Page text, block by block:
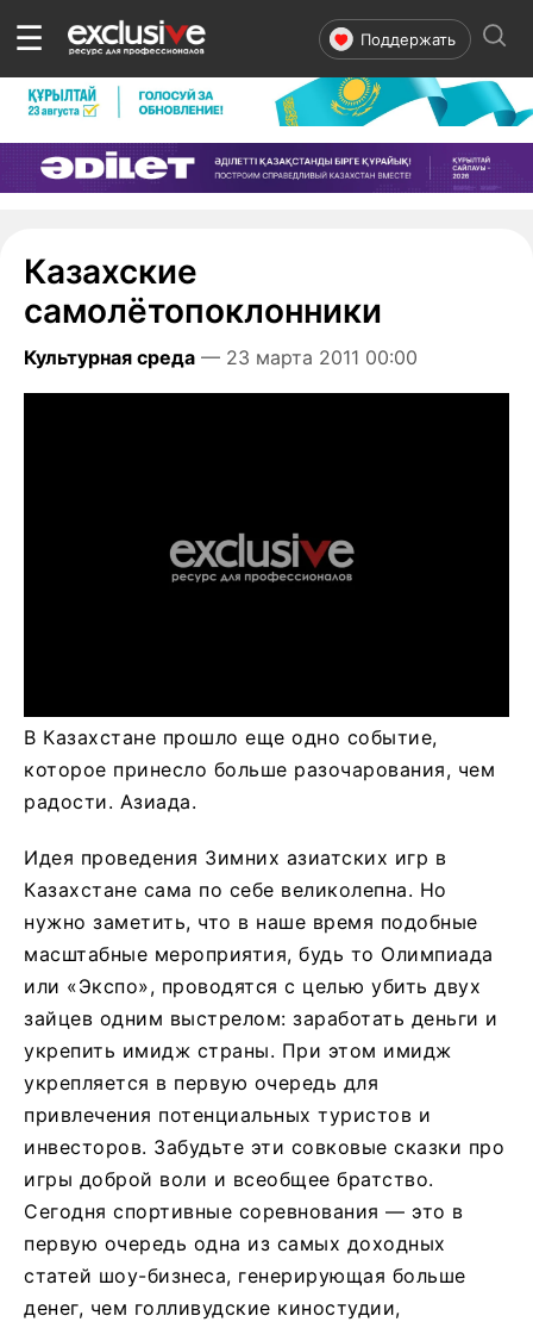
☰ Поддержать
Казахские
самолётопоклонники
Культурная среда — 23 марта 2011 00:00
В Казахстане прошло еще одно событие,
которое принесло больше разочарования, чем
радости. Азиада.
Идея проведения Зимних азиатских игр в
Казахстане сама по себе великолепна. Но
нужно заметить, что в наше время подобные
масштабные мероприятия, будь то Олимпиада
или «Экспо», проводятся с целью убить двух
зайцев одним выстрелом: заработать деньги и
укрепить имидж страны. При этом имидж
укрепляется в первую очередь для
привлечения потенциальных туристов и
инвесторов. Забудьте эти совковые сказки про
игры доброй воли и всеобщее братство.
Сегодня спортивные соревнования — это в
первую очередь одна из самых доходных
статей шоу-бизнеса, генерирующая больше
денег, чем голливудские киностудии,